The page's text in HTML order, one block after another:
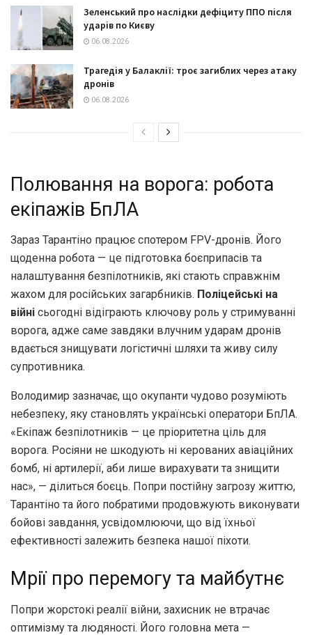
Зеленський про наслідки дефіциту ППО після
ударів по Києву
06.08.2026
Трагедія у Балаклії: троє загиблих через атаку
дронів
06.08.2026
Полювання на ворога: робота
екіпажів БпЛА
Зараз Тарантіно працює спотером FPV-дронів. Його
щоденна робота — це підготовка боєприпасів та
налаштування безпілотників, які стають справжнім
жахом для російських загарбників. Поліцейські на
війні сьогодні відіграють ключову роль у стримуванні
ворога, адже саме завдяки влучним ударам дронів
вдається знищувати логістичні шляхи та живу силу
супротивника.
Володимир зазначає, що окупанти чудово розуміють
небезпеку, яку становлять українські оператори БпЛА.
«Екіпаж безпілотників — це пріоритетна ціль для
ворога. Росіяни не шкодують ні керованих авіаційних
бомб, ні артилерії, аби лише вирахувати та знищити
нас», — ділиться боєць. Попри постійну загрозу життю,
Тарантіно та його побратими продовжують виконувати
бойові завдання, усвідомлюючи, що від їхньої
ефективності залежить безпека нашої піхоти.
Мрії про перемогу та майбутнє
Попри жорстокі реалії війни, захисник не втрачає
оптимізму та людяності. Його головна мета —